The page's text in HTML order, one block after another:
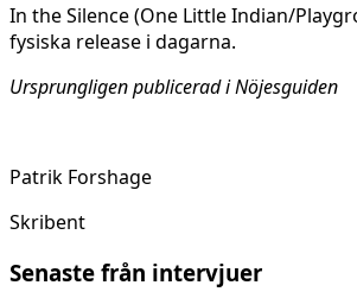
In the Silence (One Little Indian/
fysiska release i dagarna.
Ursprungligen publicerad i Nöjesguiden
Patrik Forshage
Skribent
Senaste från intervjuer